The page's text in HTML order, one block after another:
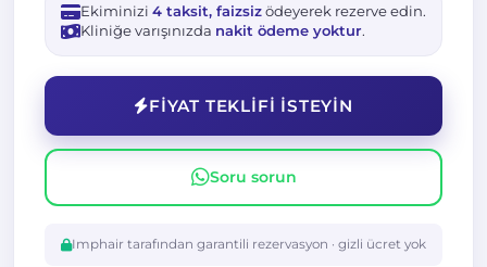
Ekiminizi 4 taksit, faizsizödeyerek rezerve edin.
Kliniğe varışınızda nakit ödeme yoktur.
FIYAT TEKLIFI ISTEYIN
Soru sorun
Imphair tarafından garantili rezervasyon · gizli ücret yok